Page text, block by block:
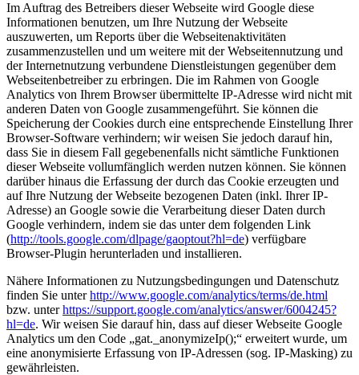
Im Auftrag des Betreibers dieser Webseite wird Google diese
Informationen benutzen, um Ihre Nutzung der Webseite
auszuwerten, um Reports über die Webseitenaktivitäten
zusammenzustellen und um weitere mit der Webseitennutzung und
der Internetnutzung verbundene Dienstleistungen gegenüber dem
Webseitenbetreiber zu erbringen. Die im Rahmen von Google
Analytics von Ihrem Browser übermittelte IP-Adresse wird nicht mit
anderen Daten von Google zusammengeführt. Sie können die
Speicherung der Cookies durch eine entsprechende Einstellung Ihrer
Browser-Software verhindern; wir weisen Sie jedoch darauf hin,
dass Sie in diesem Fall gegebenenfalls nicht sämtliche Funktionen
dieser Webseite vollumfänglich werden nutzen können. Sie können
darüber hinaus die Erfassung der durch das Cookie erzeugten und
auf Ihre Nutzung der Webseite bezogenen Daten (inkl. Ihrer IP-
Adresse) an Google sowie die Verarbeitung dieser Daten durch
Google verhindern, indem sie das unter dem folgenden Link
(http://tools.google.com/dlpage/gaoptout?hl=de) verfügbare
Browser-Plugin herunterladen und installieren.
Nähere Informationen zu Nutzungsbedingungen und Datenschutz
finden Sie unterhttp://www.google.com/analytics/terms/de.html
bzw. unterhttps://support.google.com/analytics/answer/6004245?
hl=de. Wir weisen Sie darauf hin, dass auf dieser Webseite Google
Analytics um den Code „gat._anonymizeIp();“ erweitert wurde, um
eine anonymisierte Erfassung von IP-Adressen (sog. IP-Masking) zu
gewährleisten.